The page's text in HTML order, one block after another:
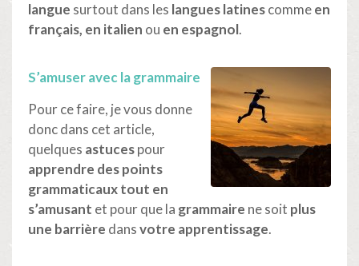
langue surtout dans les langues latinescommeen
français, en italien ou en espagnol.
S’amuser avec la grammaire
Pour ce faire, je vous donne
donc dans cet article,
quelques astucespour
apprendre des points
grammaticaux tout en
s’amusant et pour que la grammaire ne soit plus
une barrière dansvotre apprentissage.